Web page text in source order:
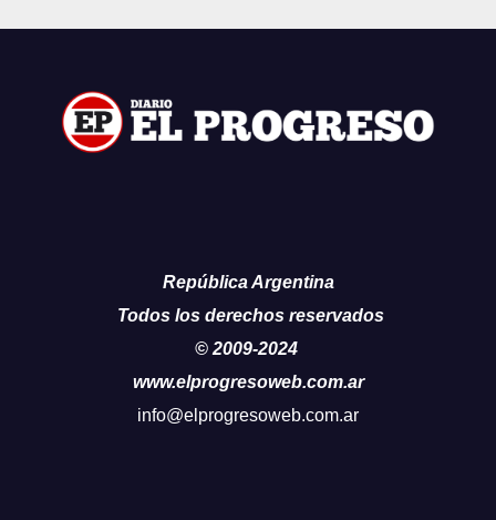
República Argentina
Todos los derechos reservados
© 2009-2024
www.elprogresoweb.com.ar
info@elprogresoweb.com.ar